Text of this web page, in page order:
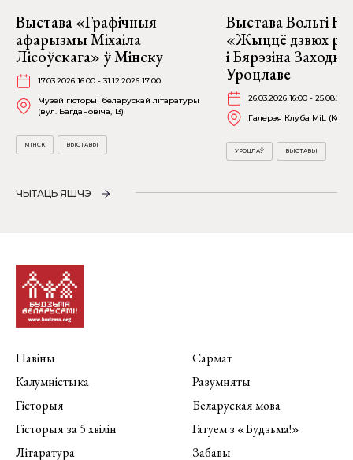
Выстава «Графічныя
афарызмы Міхаіла
Лісоўскага» ў Мінску
17.03.2026 16:00 - 31.12.2026 17:00
Музей гісторыі беларускай літаратуры
(вул. Багдановіча, 13)
МІНСК ВЫСТАВЫ
Выстава Вольгі
«Жыццё дзвюх
і Бярэзіна
Уроцлаве
26.03.2026 16:00 -
Галерэя Клуба MiL
УРОЦЛАЎ ВЫСТАВЫ
ЧЫТАЦЬ ЯШЧЭ
Навіны
Калумністыка
Гісторыя
Гісторыя за 5 хвілін
Літаратура
Сармат
Разумняты
Беларуская мова
Гатуем з «Будзьма!»
Забавы